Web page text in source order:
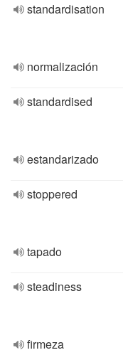
standardisation
normalización
standardised
estandarizado
stoppered
tapado
steadiness
firmeza